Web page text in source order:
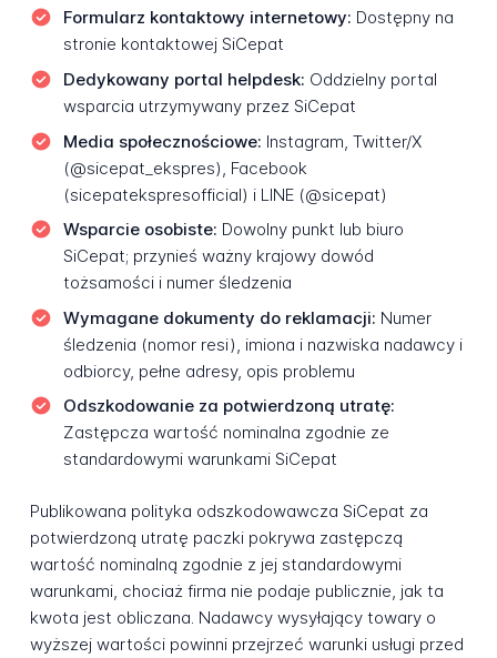
Formularz kontaktowy internetowy: Dostępny na
stronie kontaktowej SiCepat
Dedykowany portal helpdesk: Oddzielny portal
wsparcia utrzymywany przez SiCepat
Media społecznościowe: Instagram, Twitter/X
(@sicepat_ekspres), Facebook
(sicepatekspresofficial) i LINE (@sicepat)
Wsparcie osobiste: Dowolny punkt lub biuro
SiCepat; przynieś ważny krajowy dowód
tożsamości i numer śledzenia
Wymagane dokumenty do reklamacji: Numer
śledzenia (nomor resi), imiona i nazwiska nadawcy i
odbiorcy, pełne adresy, opis problemu
Odszkodowanie za potwierdzoną utratę:
Zastępcza wartość nominalna zgodnie ze
standardowymi warunkami SiCepat
Publikowana polityka odszkodowawcza SiCepat za
potwierdzoną utratę paczki pokrywa zastępczą
wartość nominalną zgodnie z jej standardowymi
warunkami, chociaż firma nie podaje publicznie, jak ta
kwota jest obliczana. Nadawcy wysyłający towary o
wyższej wartości powinni przejrzeć warunki usługi przed